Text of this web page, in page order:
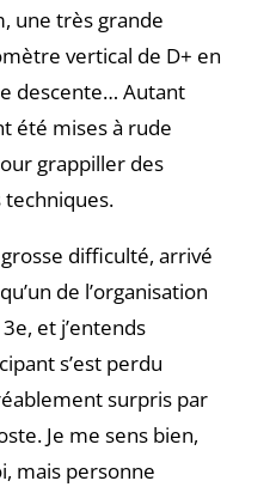
une très grande
vertical de D+ en
descente… Autant
été mises à rude
grappiller des
techniques.
difficulté, arrivé
de l’organisation
et j’entends
s’est perdu
surpris par
Je me sens bien,
mais personne